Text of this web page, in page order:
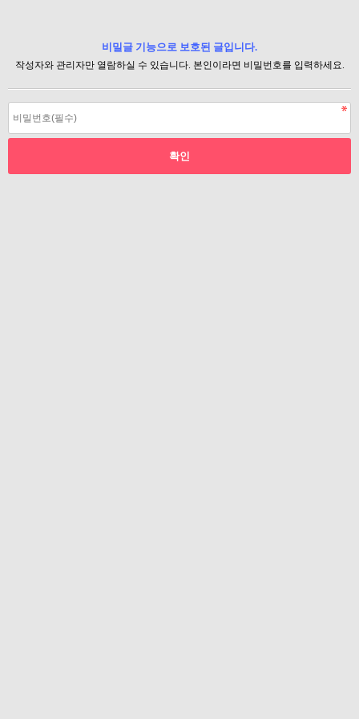
비밀글 기능으로 보호된 글입니다.
작성자와 관리자만 열람하실 수 있습니다. 본인이라면 비밀번호를 입력하세요.